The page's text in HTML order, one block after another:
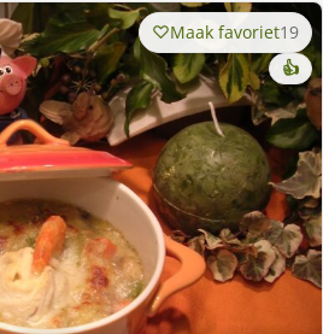
Maak favoriet19
👍